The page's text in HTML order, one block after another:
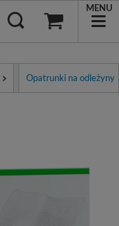
MENU
Opatrunki na odleżyny